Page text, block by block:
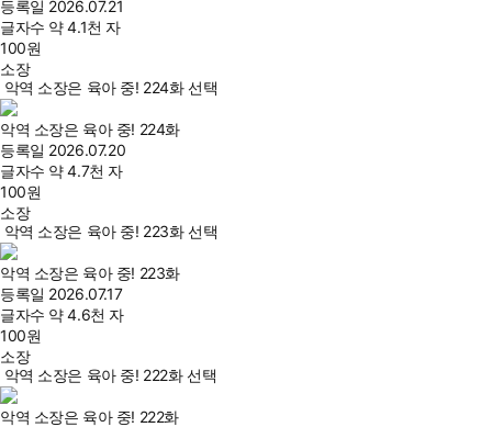
등록일 2026.07.21
글자수 약 4.1천 자
100원
소장
악역 소장은 육아 중! 224화 선택
악역 소장은 육아 중! 224화
등록일 2026.07.20
글자수 약 4.7천 자
100원
소장
악역 소장은 육아 중! 223화 선택
악역 소장은 육아 중! 223화
등록일 2026.07.17
글자수 약 4.6천 자
100원
소장
악역 소장은 육아 중! 222화 선택
악역 소장은 육아 중! 222화